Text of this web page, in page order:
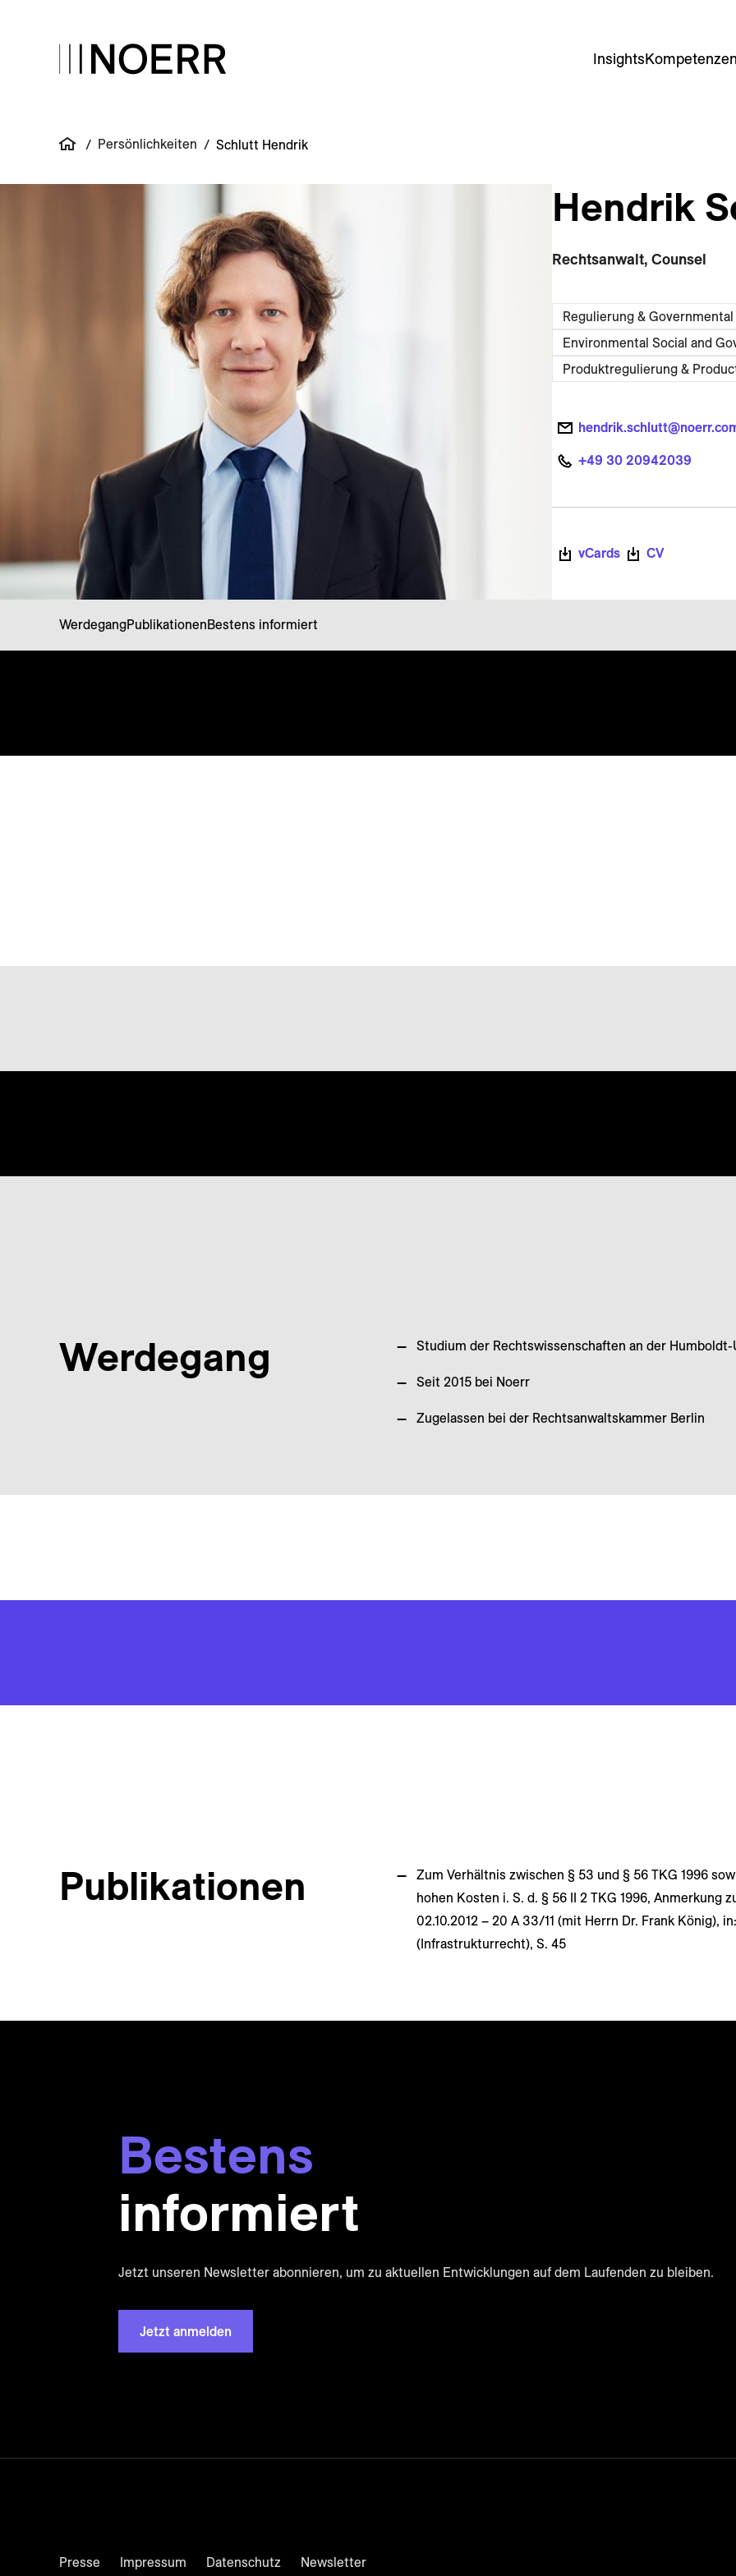
InsightsKompetenzen
/ Persönlichkeiten / Schlutt Hendrik
Hendrik
Rechtsanwalt, Counsel
Regulierung &
Environmental Social and
Produktregulierung &
+49 30 20942039
vCards CV
WerdegangPublikationenBestens informiert
Werdegang Studium der Rechtswissenschaften an der
Seit 2015 bei Noerr
Zugelassen bei der Rechtsanwaltskammer Berlin
Publikationen
Zum Verhältnis zwischen § 53 und § 56 TKG 1996
hohen Kosten i. S. d. § 56 II 2 TKG 1996, Anmerkung
02.10.2012 – 20 A 33/11 (mit Herrn Dr. Frank König),
(Infrastrukturrecht), S. 45
Bestens
informiert
Jetzt unseren Newsletter abonnieren, um zu aktuellen Entwicklungen auf dem Laufenden zu bleiben.
Jetzt anmelden
Presse Impressum Datenschutz Newsletter